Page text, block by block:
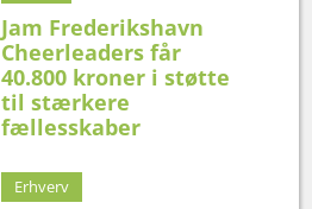
Jam Frederikshavn
Cheerleaders får
40.800 kroner i støtte
til stærkere
fællesskaber
Erhverv